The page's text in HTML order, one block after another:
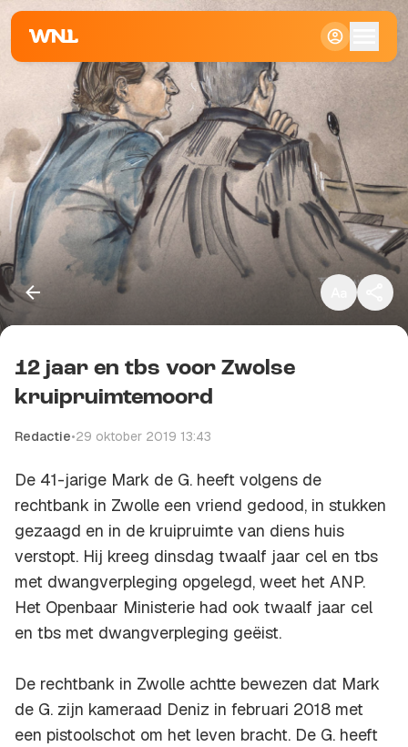
Klein
Standaard
Groot
Kopieer link
12 jaar en tbs voor Zwolse
kruipruimtemoord
Redactie•29 oktober 2019 13:43
De 41-jarige Mark de G. heeft volgens de
rechtbank in Zwolle een vriend gedood, in stukken
gezaagd en in de kruipruimte van diens huis
verstopt. Hij kreeg dinsdag twaalf jaar cel en tbs
met dwangverpleging opgelegd, weet het ANP.
Het Openbaar Ministerie had ook twaalf jaar cel
en tbs met dwangverpleging geëist.
De rechtbank in Zwolle achtte bewezen dat Mark
de G. zijn kameraad Deniz in februari 2018 met
een pistoolschot om het leven bracht. De G. heeft